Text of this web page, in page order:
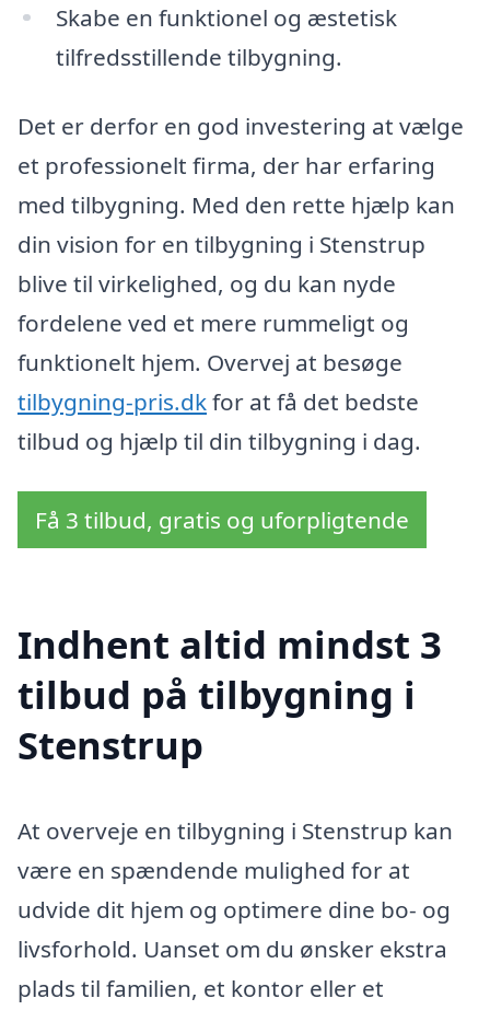
Skabe en funktionel og æstetisk
tilfredsstillende tilbygning.
Det er derfor en god investering at vælge
et professionelt firma, der har erfaring
med tilbygning. Med den rette hjælp kan
din vision for en tilbygning i Stenstrup
blive til virkelighed, og du kan nyde
fordelene ved et mere rummeligt og
funktionelt hjem. Overvej at besøge
tilbygning-pris.dkfor at få det bedste
tilbud og hjælp til din tilbygning i dag.
Få 3 tilbud, gratis og uforpligtende
Indhent altid mindst 3
tilbud på tilbygning i
Stenstrup
At overveje en tilbygning i Stenstrup kan
være en spændende mulighed for at
udvide dit hjem og optimere dine bo- og
livsforhold. Uanset om du ønsker ekstra
plads til familien, et kontor eller et